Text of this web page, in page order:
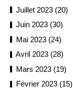
Juillet 2023 (20)
Juin 2023 (30)
Mai 2023 (24)
Avril 2023 (28)
Mars 2023 (19)
Février 2023 (15)